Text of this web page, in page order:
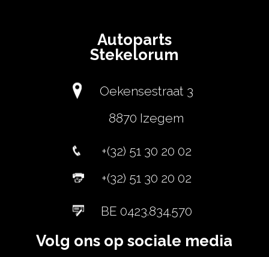
Autoparts
Stekelorum
Oekensestraat 3
8870 Izegem
+(32) 51 30 20 02
+(32) 51 30 20 02
BE 0423.834.570
Volg ons op sociale media